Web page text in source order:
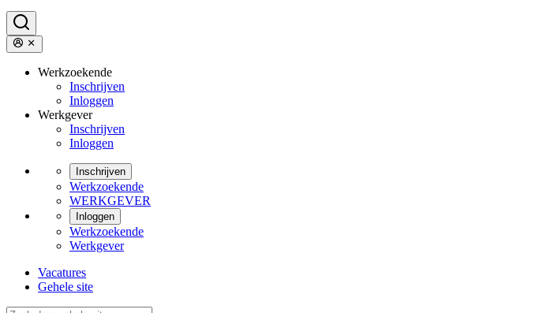
Werkzoekende
Inschrijven
Inloggen
Werkgever
Inschrijven
Inloggen
Inschrijven
Werkzoekende
WERKGEVER
Inloggen
Werkzoekende
Werkgever
Vacatures
Gehele site